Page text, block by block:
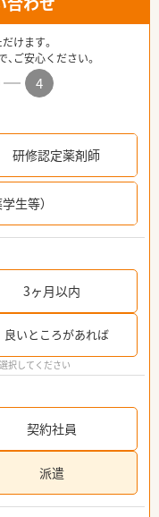
けます。
ご安心ください。
4
研修認定薬剤師
生等）
3ヶ月以内
良いところがあれば
択してください
契約社員
派遣